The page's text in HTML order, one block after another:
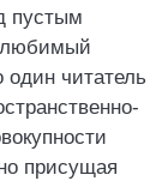
пустым
один читатель
присущая